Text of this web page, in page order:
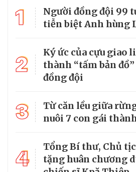
1
Người đồng đội 99
tiễn biệt Anh hùng
2
Ký ức của cựu giao
thành “tấm bản
đồng đội
3
Từ căn lều giữa
nuôi 7 con gái
4
Tổng Bí thư, Chủ
tặng huân chương